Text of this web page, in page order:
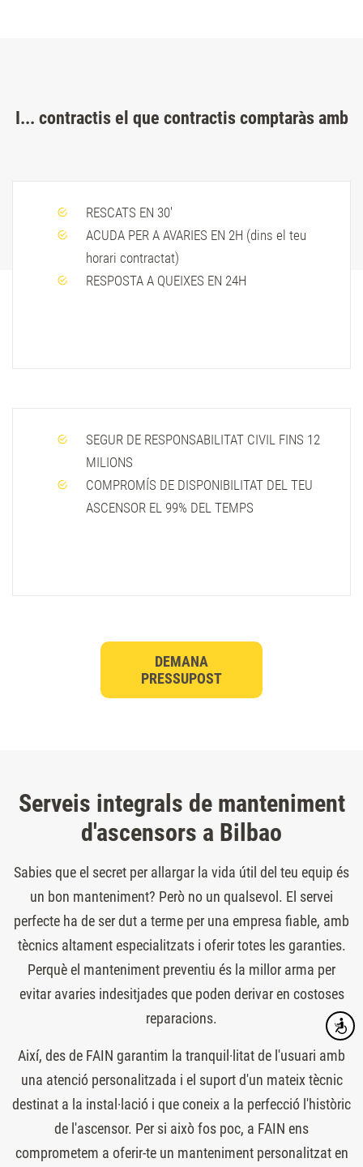
I... contractis el que contractis comptaràs amb
RESCATS EN 30'
ACUDA PER A AVARIES EN 2H (dins el teu
horari contractat)
RESPOSTA A QUEIXES EN 24H
SEGUR DE RESPONSABILITAT CIVIL FINS 12
MILIONS
COMPROMÍS DE DISPONIBILITAT DEL TEU
ASCENSOR EL 99% DEL TEMPS
DEMANA
PRESSUPOST
Serveis integrals de manteniment
d'ascensors a Bilbao
Sabies que el secret per allargar la vida útil del teu equip és
un bon manteniment? Però no un qualsevol. El servei
perfecte ha de ser dut a terme per una empresa fiable, amb
tècnics altament especialitzats i oferir totes les garanties.
Perquè el manteniment preventiu és la millor arma per
evitar avaries indesitjades que poden derivar en costoses
reparacions.
Així, des de FAIN garantim la tranquil·litat de l'usuari amb
una atenció personalitzada i el suport d'un mateix tècnic
destinat a la instal·lació i que coneix a la perfecció l'històric
de l'ascensor. Per si això fos poc, a FAIN ens
comprometem a oferir-te un manteniment personalitzat en